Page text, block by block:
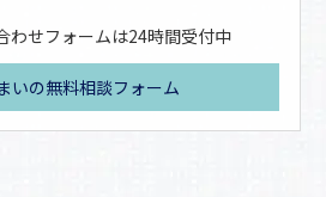
わせフォームは24時間受付中
いの無料相談フォーム